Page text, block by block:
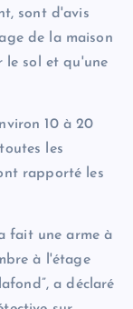
sont d'avis
de la maison
le sol et qu'une
10 à 20
les
rapporté les
fait une arme à
à l'étage
a déclaré